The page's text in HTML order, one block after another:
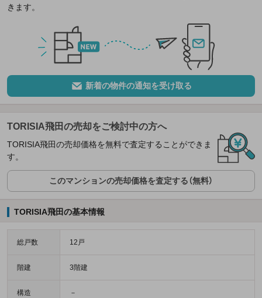
きます。
新着の物件の通知を受け取る
TORISIA飛田の売却をご検討中の方へ
TORISIA飛田の売却価格を無料で査定することができま
す。
このマンションの売却価格を査定する（無料）
TORISIA飛田の基本情報
総戸数 12戸
階建 3階建
構造 －